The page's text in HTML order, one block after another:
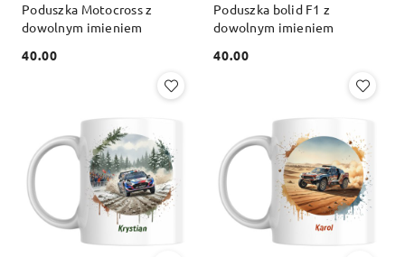
Poduszka Motocross z
dowolnym imieniem
Cena:
40.00
Poduszka bolid F1 z
dowolnym imieniem
Cena:
40.00